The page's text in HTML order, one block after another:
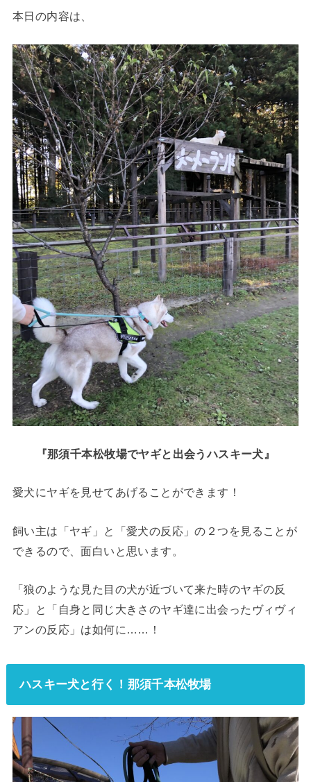
本日の内容は、
『那須千本松牧場でヤギと出会うハスキー犬』
愛犬にヤギを見せてあげることができます！
飼い主は「ヤギ」と「愛犬の反応」の２つを見ることが
できるので、面白いと思います。
「狼のような見た目の犬が近づいて来た時のヤギの反
応」と「自身と同じ大きさのヤギ達に出会ったヴィヴィ
アンの反応」は如何に……！
ハスキー犬と行く！那須千本松牧場